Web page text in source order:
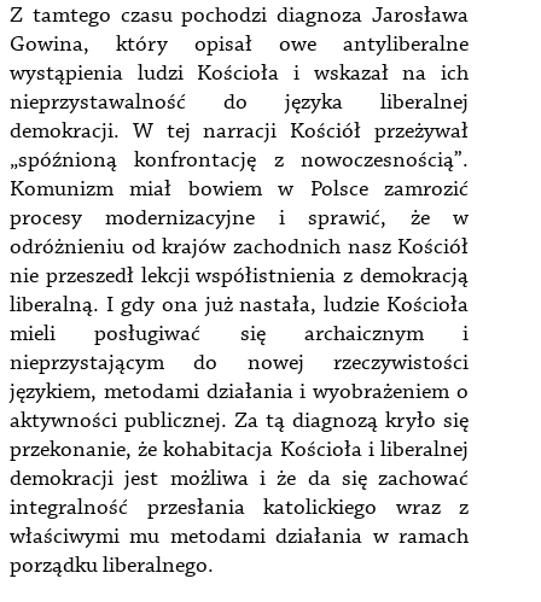
Z tamtego czasu pochodzi diagnoza Jarosława
Gowina, który opisał owe antyliberalne
wystąpienia ludzi Kościoła i wskazał na ich
nieprzystawalność do języka liberalnej
demokracji. W tej narracji Kościół przeżywał
„spóźnioną konfrontację z nowoczesnością”.
Komunizm miał bowiem w Polsce zamrozić
procesy modernizacyjne i sprawić, że w
odróżnieniu od krajów zachodnich nasz Kościół
nie przeszedł lekcji współistnienia z demokracją
liberalną. I gdy ona już nastała, ludzie Kościoła
mieli posługiwać się archaicznym i
nieprzystającym do nowej rzeczywistości
językiem, metodami działania i wyobrażeniem o
aktywności publicznej. Za tą diagnozą kryło się
przekonanie, że kohabitacja Kościoła i liberalnej
demokracji jest możliwa i że da się zachować
integralność przesłania katolickiego wraz z
właściwymi mu metodami działania w ramach
porządku liberalnego.